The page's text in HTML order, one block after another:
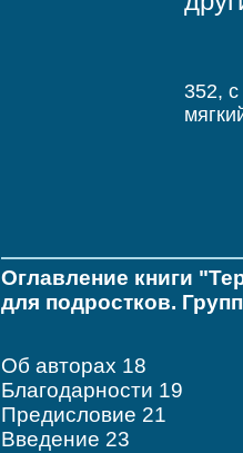
352,
Оглавление книги
для подростков.
Об авторах 18
Благодарности 19
Предисловие 21
Введение 23